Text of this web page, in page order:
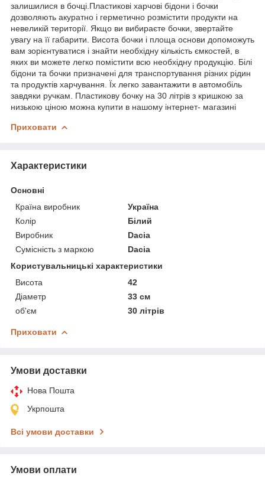
залишилися в бочці.Пластикові харчові бідони і бочки
дозволяють акуратно і герметично розмістити продукти на
невеликій території. Якщо ви вибираєте бочки, звертайте
увагу на її габарити. Висота бочки і площа основи допоможуть
вам зорієнтуватися і знайти необхідну кількість ємкостей, в
яких ви можете легко помістити всю необхідну продукцію. Білі
бідони та бочки призначені для транспортування різних рідин
та продуктів харчування. Їх легко завантажити в автомобіль
завдяки ручкам. Пластикову бочку на 30 літрів з кришкою за
низькою ціною можна купити в нашому інтернет- магазині
Приховати
Характеристики
Основні
Країна виробник
Україна
Колір
Білий
Виробник
Dacia
Сумісність з маркою
Dacia
Користувальницькі характеристики
Висота
42
Діаметр
33 см
об'єм
30 літрів
Приховати
Умови доставки
Нова Пошта
Укрпошта
Всі умови доставки
Умови оплати